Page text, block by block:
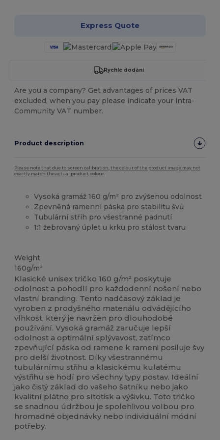
Express Quote
Rychlé dodání
Are you a company? Get advantages of prices VAT
excluded, when you pay please indicate your intra-
Community VAT number.
Product description
Please note that due to screen calibration, the colour of the product image may not
exactly match the actual product colour.
Vysoká gramáž 160 g/m² pro zvýšenou odolnost
Zpevněná ramenní páska pro stabilitu švů
Tubulární střih pro všestranné padnutí
1:1 žebrovaný úplet u krku pro stálost tvaru
Weight
160g/m²
Klasické unisex tričko 160 g/m² poskytuje
odolnost a pohodlí pro každodenní nošení nebo
vlastní branding. Tento nadčasový základ je
vyroben z prodyšného materiálu odvádějícího
vlhkost, který je navržen pro dlouhodobé
používání. Vysoká gramáž zaručuje lepší
odolnost a optimální splývavost, zatímco
zpevňující páska od ramene k rameni posiluje švy
pro delší životnost. Díky všestrannému
tubulárnímu střihu a klasickému kulatému
výstřihu se hodí pro všechny typy postav. Ideální
jako čistý základ do vašeho šatníku nebo jako
kvalitní plátno pro sítotisk a výšivku. Toto tričko
se snadnou údržbou je spolehlivou volbou pro
hromadné objednávky nebo individuální módní
potřeby.